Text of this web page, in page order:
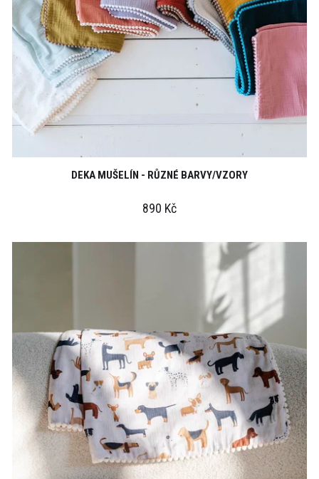
t
DEKA MUŠELÍN - RŮZNÉ BARVY/VZORY
890 Kč